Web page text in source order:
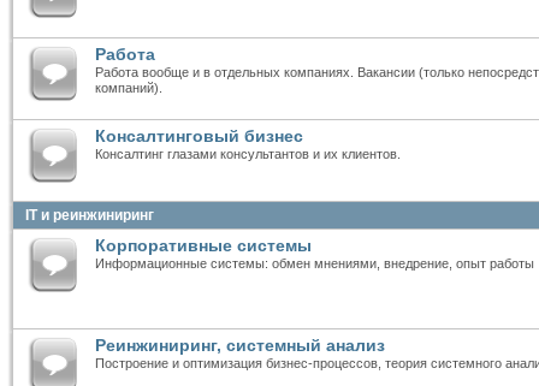
Работа
Работа вообще и в отдельных компаниях. Вакансии (только
компаний).
Консалтинговый бизнес
Консалтинг глазами консультантов и их клиентов.
IT и реинжиниринг
Корпоративные системы
Информационные системы: обмен мнениями, внедрение, опыт работы
Реинжиниринг, системный анализ
Построение и оптимизация бизнес-процессов, теория системного